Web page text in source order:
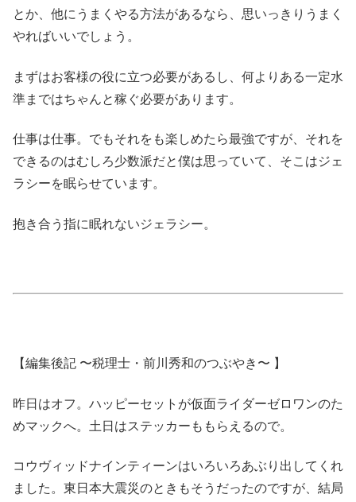
とか、他にうまくやる方法があるなら、思いっきりうまく
やればいいでしょう。
まずはお客様の役に立つ必要があるし、何よりある一定水
準まではちゃんと稼ぐ必要があります。
仕事は仕事。でもそれをも楽しめたら最強ですが、それを
できるのはむしろ少数派だと僕は思っていて、そこはジェ
ラシーを眠らせています。
抱き合う指に眠れないジェラシー。
【編集後記 〜税理士・前川秀和のつぶやき〜 】
昨日はオフ。ハッピーセットが仮面ライダーゼロワンのた
めマックへ。土日はステッカーももらえるので。
コウヴィッドナインティーンはいろいろあぶり出してくれ
ました。東日本大震災のときもそうだったのですが、結局